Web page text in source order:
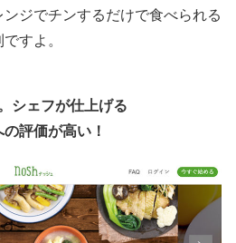
ンジでチンするだけで食べられる
すよ。
シェフが仕上げる
評価が高い！